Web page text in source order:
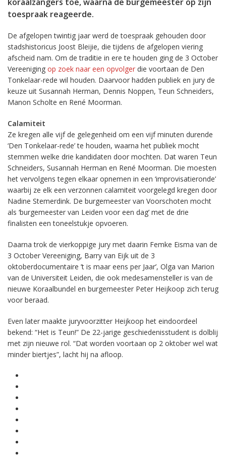
toespraak reageerde.
De afgelopen twintig jaar werd de toespraak gehouden door
stadshistoricus Joost Bleijie, die tijdens de afgelopen viering
afscheid nam. Om de traditie in ere te houden ging de 3 October
Vereeniging op zoek naar een opvolger die voortaan de Den
Tonkelaar-rede wil houden. Daarvoor hadden publiek en jury de
keuze uit Susannah Herman, Dennis Noppen, Teun Schneiders,
Manon Scholte en René Moorman.
Calamiteit
Ze kregen alle vijf de gelegenheid om een vijf minuten durende
‘Den Tonkelaar-rede’ te houden, waarna het publiek mocht
stemmen welke drie kandidaten door mochten. Dat waren Teun
Schneiders, Susannah Herman en René Moorman. Die moesten
het vervolgens tegen elkaar opnemen in een ‘improvisatieronde’
waarbij ze elk een verzonnen calamiteit voorgelegd kregen door
Nadine Stemerdink. De burgemeester van Voorschoten mocht
als ‘burgemeester van Leiden voor een dag’ met de drie
finalisten een toneelstukje opvoeren.
Daarna trok de vierkoppige jury met daarin Femke Eisma van de
3 October Vereeniging, Barry van Eijk uit de 3
oktoberdocumentaire ’t is maar eens per Jaar’, Olga van Marion
van de Universiteit Leiden, die ook medesamensteller is van de
nieuwe Koraalbundel en burgemeester Peter Heijkoop zich terug
voor beraad.
Even later maakte juryvoorzitter Heijkoop het eindoordeel
bekend: “Het is Teun!” De 22-jarige geschiedenisstudent is dolblij
met zijn nieuwe rol. “Dat worden voortaan op 2 oktober wel wat
minder biertjes”, lacht hij na afloop.